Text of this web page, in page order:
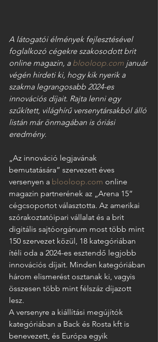
A látogatói élmények fejlesztésével
foglalkozó cégekre szakosodott brit
online magazin, a blooloop.com január
végén hirdeti ki, hogy kik nyerik a
szakma legrangosabb 2024-es
innovációs díjait. Rajta lenni egy
szűkített, világhírű versenytársakból álló
listán már önmagában is óriási
eredmény.
„Az innováció legjavának
bemutatására” szervezett éves
versenyen a blooloop.com online
magazin partnerének az „Arena 15”
cégcsoportot választotta. Az amerikai
szórakoztatóipari vállalat és a brit
digitális sajtóorgánum most több mint
150 szervezet közül, 18 kategóriában
ítéli oda a 2024-es esztendő legjobb
innovációs díjait. Minden kategóriában
három elismerést osztanak ki, vagyis
összesen több mint félszáz díjazott
lesz.
A versenyre a kiállítási megújítók
kategóriában a Back és Rosta kft is
benevezett, és Európa egyik